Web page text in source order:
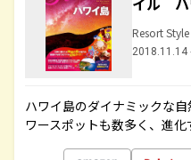
Resort Style
2018.11.14
ハワイ島のダイナミックな
ワースポットも数多く、進